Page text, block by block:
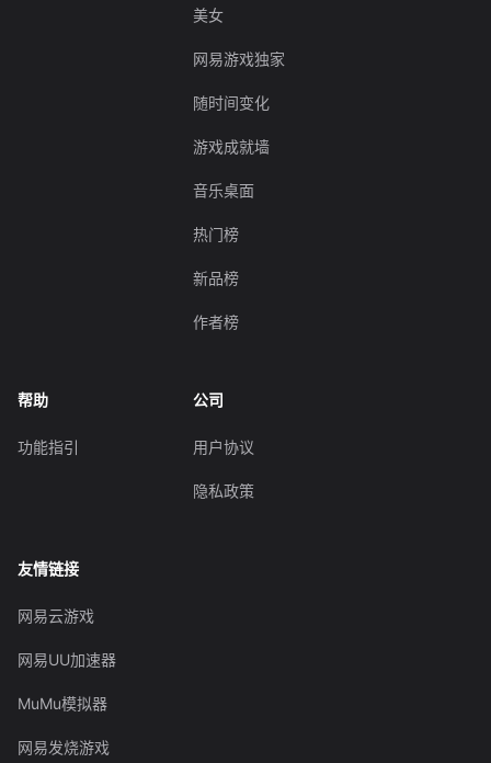
美女
网易游戏独家
随时间变化
游戏成就墙
音乐桌面
热门榜
新品榜
作者榜
帮助
功能指引
公司
用户协议
隐私政策
友情链接
网易云游戏
网易UU加速器
MuMu模拟器
网易发烧游戏